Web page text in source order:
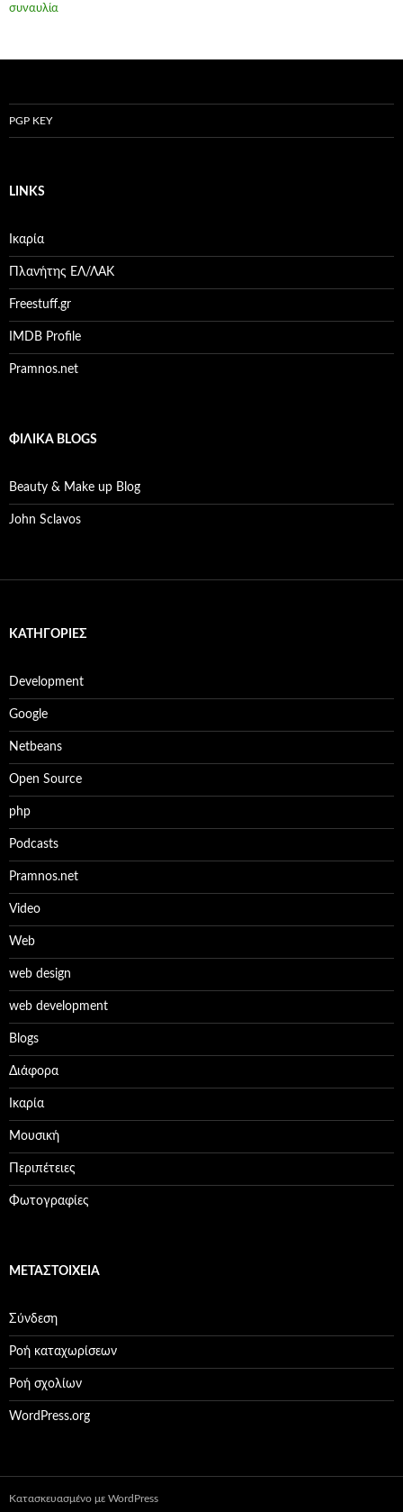
συναυλία
PGP KEY
LINKS
Ικαρία
Πλανήτης ΕΛ/ΛΑΚ
Freestuff.gr
IMDB Profile
Pramnos.net
ΦΙΛΙΚΆ BLOGS
Beauty & Make up Blog
John Sclavos
KΑΤΗΓΟΡΊΕΣ
Development
Google
Netbeans
Open Source
php
Podcasts
Pramnos.net
Video
Web
web design
web development
Βlogs
Διάφορα
Ικαρία
Μουσική
Περιπέτειες
Φωτογραφίες
ΜΕΤΑΣΤΟΙΧΕΊΑ
Σύνδεση
Ροή καταχωρίσεων
Ροή σχολίων
WordPress.org
Κατασκευασμένο με WordPress